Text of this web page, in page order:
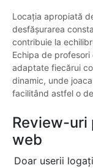
Locația apropiată
desfășurarea
contribuie la
Echipa de
adaptate fiecărui
dinamic, unde
facilitând astfel o
Review-uri
web
Doar userii